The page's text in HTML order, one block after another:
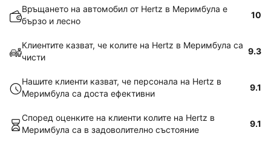
Връщането на автомобил от Hertz в Меримбула е
бързо и лесно
10
Клиентите казват, че колите на Hertz в Меримбула са
чисти
9.3
Нашите клиенти казват, че персонала на Hertz в
Меримбула са доста ефективни
9.1
Според оценките на клиенти колите на Hertz в
Меримбула са в задоволително състояние
9.1